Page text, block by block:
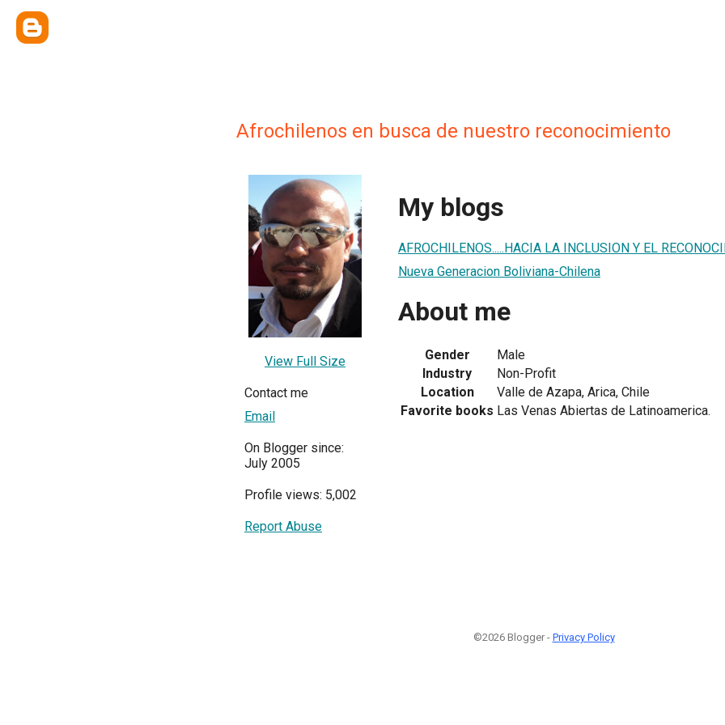
Afrochilenos en busca de nuestro reconocimiento
View Full Size
Contact me
Email
On Blogger since:
July 2005
Profile views: 5,002
Report Abuse
My blogs
AFROCHILENOS.....HACIA LA INCLUSION Y EL
Nueva Generacion Boliviana-Chilena
About me
Gender
Male
Industry
Non-Profit
Location
Valle de Azapa, Arica, Chile
Favorite books Las Venas Abiertas de Latinoamerica.
©2026 Blogger - Privacy Policy